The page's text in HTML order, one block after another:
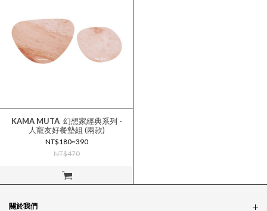
立即購買
KAMA MUTA
人寵友好餐墊組 (兩款)
NT$180~390
NT$470
關於我們